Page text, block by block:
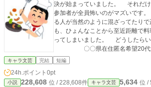
決が始まっていました。 それだけ
参加者が全員怖いのがマズいです
る人が当然のように混ざってたり
も、ひょんなことから至近距離で
ってしまいました。 どうしたらいいのでしょうか？
〇〇県在住匿名希望20代
キャラ文芸 完結 短編
24h.ポイント 0pt
小説 228,608 位 / 228,608件 キャラ文芸 5,634 位 /